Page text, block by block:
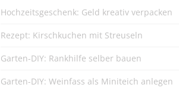
Hochzeitsgeschenk: Geld kreativ verpacken
Rezept: Kirschkuchen mit Streuseln
Garten-DIY: Rankhilfe selber bauen
Garten-DIY: Weinfass als Miniteich anlegen